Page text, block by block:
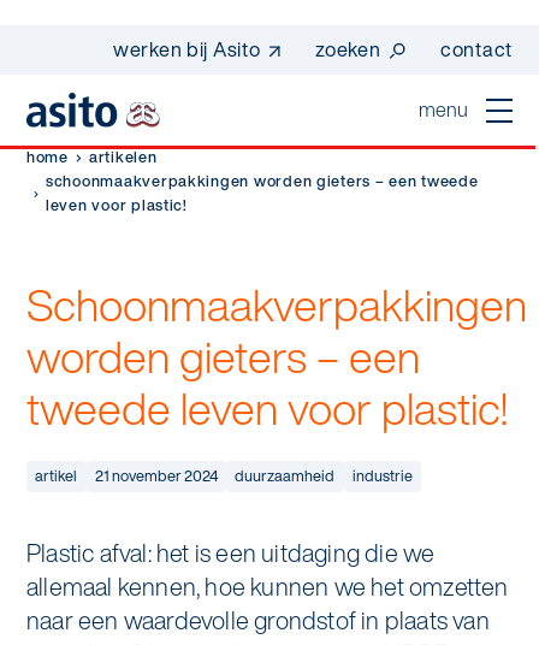
werken bij Asito zoeken contact
menu
Suggesties
werken bij asito
one go - werk beter samen met one go
op weg naar volledig circulair in 2030 met
home
Dagelijkse schoonmaak
Interieurreiniging
Specialistische schoonmaak
Graffitireiniging
sectoren
In de buurt
Industrie
Onderwijs
wij zijn Asito
Wij zijn Asito
Asito impuls
home
artikelen
schoonmaakverpakkingen worden gieters – een tweede
leven voor plastic!
Schoonmaakverpakkingen
worden gieters – een
tweede leven voor plastic!
artikel 21 november 2024 duurzaamheid industrie
Plastic afval: het is een uitdaging die we
allemaal kennen, hoe kunnen we het omzetten
naar een waardevolle grondstof in plaats van